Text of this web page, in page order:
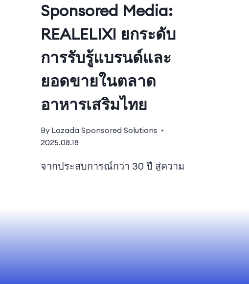
Sponsored Media:
REALELIXI ยกระดับ
การรับรู้แบรนด์และ
ยอดขายในตลาด
อาหารเสริมไทย
By Lazada Sponsored Solutions
2025.08.18
จากประสบการณ์กว่า 30 ปี สู่ความ